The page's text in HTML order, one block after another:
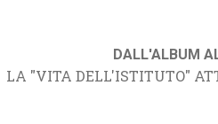
DALL'ALBUM
LA "VITA DELL'ISTITUTO"